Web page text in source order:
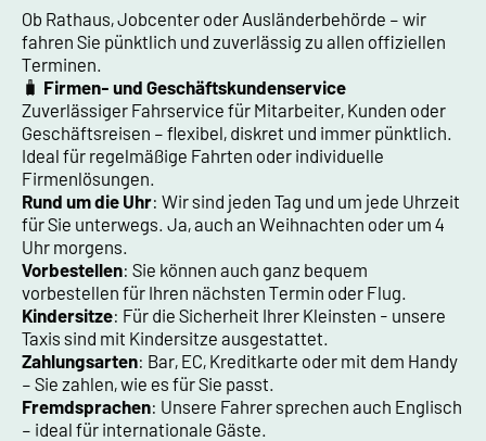
Ob Rathaus, Jobcenter oder Ausländerbehörde – wir
fahren Sie pünktlich und zuverlässig zu allen offiziellen
Terminen.
🧳 Firmen- und Geschäftskundenservice
Zuverlässiger Fahrservice für Mitarbeiter, Kunden oder
Geschäftsreisen – flexibel, diskret und immer pünktlich.
Ideal für regelmäßige Fahrten oder individuelle
Firmenlösungen.
Rund um die Uhr: Wir sind jeden Tag und um jede Uhrzeit
für Sie unterwegs. Ja, auch an Weihnachten oder um 4
Uhr morgens.
Vorbestellen: Sie können auch ganz bequem
vorbestellen für Ihren nächsten Termin oder Flug.
Kindersitze: Für die Sicherheit Ihrer Kleinsten - unsere
Taxis sind mit Kindersitze ausgestattet.
Zahlungsarten: Bar, EC, Kreditkarte oder mit dem Handy
– Sie zahlen, wie es für Sie passt.
Fremdsprachen: Unsere Fahrer sprechen auch Englisch
– ideal für internationale Gäste.